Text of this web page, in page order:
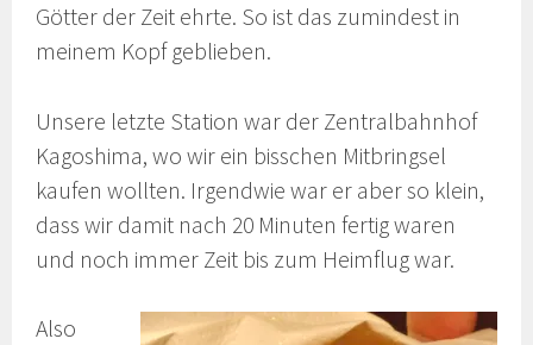
Götter der Zeit ehrte. So ist das zumindest in
meinem Kopf geblieben.
Unsere letzte Station war der Zentralbahnhof
Kagoshima, wo wir ein bisschen Mitbringsel
kaufen wollten. Irgendwie war er aber so klein,
dass wir damit nach 20 Minuten fertig waren
und noch immer Zeit bis zum Heimflug war.
Also